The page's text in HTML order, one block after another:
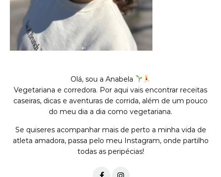
Olá, sou a Anabela
Vegetariana e corredora. Por aqui vais encontrar receitas
caseiras, dicas e aventuras de corrida, além de um pouco
do meu dia a dia como vegetariana.
Se quiseres acompanhar mais de perto a minha vida de
atleta amadora, passa pelo meu Instagram, onde partilho
todas as peripécias!